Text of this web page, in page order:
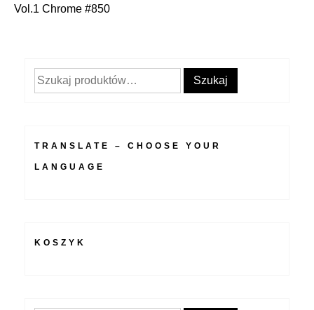
wpisu
Vol.1 Chrome #850
Szukaj: Szukaj
TRANSLATE – CHOOSE YOUR
LANGUAGE
KOSZYK